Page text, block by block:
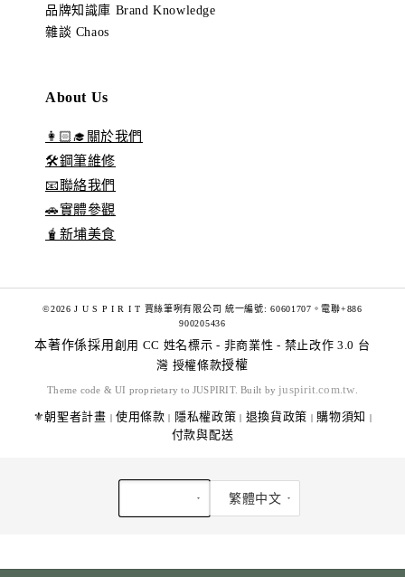
品牌知識庫 Brand Knowledge
雜談 Chaos
About Us
👩🏻‍🎓關於我們
🛠️鋼筆維修
📧聯絡我們
🚗實體參觀
🧋新埔美食
©2026 J U S P I R I T 賈絲筆咧有限公司 統一編號: 60601707。電聯+886
900205436
本著作係採用 創用 CC 姓名標示 - 非商業性 - 禁止改作 3.0 台
灣 授權條款授權
Theme code & UI proprietary to JUSPIRIT. Built by juspirit.com.tw
⚜️朝聖者計畫 | 使用條款 | 隱私權政策 | 退換貨政策 | 購物須知 |
付款與配送